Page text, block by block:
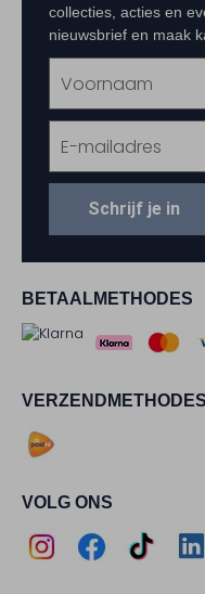
BETAALMETHODES
VERZENDMETHODES
VOLG ONS
collecties, acties en
nieuwsbrief en maak
Schrijf je in